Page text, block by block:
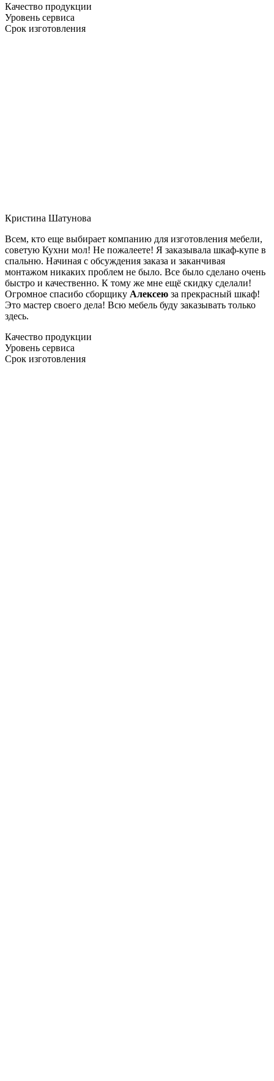
Качество продукции
Уровень сервиса
Срок изготовления
Кристина Шатунова
Всем, кто еще выбирает компанию для изготовления мебели,
советую Кухни мол! Не пожалеете! Я заказывала шкаф-купе в
спальню. Начиная с обсуждения заказа и заканчивая
монтажом никаких проблем не было. Все было сделано очень
быстро и качественно. К тому же мне ещё скидку сделали!
Огромное спасибо сборщику Алексею за прекрасный шкаф!
Это мастер своего дела! Всю мебель буду заказывать только
здесь.
Качество продукции
Уровень сервиса
Срок изготовления